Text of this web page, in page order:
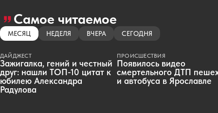
Самое читаемое
МЕСЯЦ НЕДЕЛЯ ВЧЕРА СЕГОДНЯ
ДАЙДЖЕСТ
Зажигалка, гений и честный
друг: нашли ТОП-10 цитат к
юбилею Александра
Радулова
ПРОИСШЕСТВИЯ
Появилось видео
смертельного ДТП
и автобуса в Ярославле